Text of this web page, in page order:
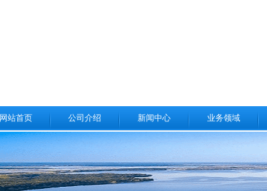
网站首页 公司介绍 新闻中心 业务领域